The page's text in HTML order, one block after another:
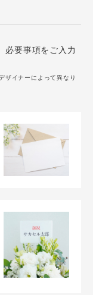
必要事項をご入力
ザイナーによって異なり